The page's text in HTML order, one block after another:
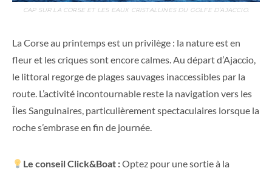
CAP SUR LA CORSE ET LES EAUX CRISTALLINES DU GOLFE D’AJACCIO.
La Corse au printemps est un privilège : la nature est en
fleur et les criques sont encore calmes. Au départ d’Ajaccio,
le littoral regorge de plages sauvages inaccessibles par la
route. L’activité incontournable reste la navigation vers les
Îles Sanguinaires, particulièrement spectaculaires lorsque la
roche s’embrase en fin de journée.
Le conseil Click&Boat :Optez pour une sortie à la